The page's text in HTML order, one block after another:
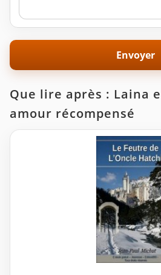
Que lire après : Laina
amour récompensé